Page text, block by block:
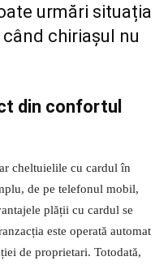
urmări situația
chiriașul nu
din confortul
cheltuielile cu cardul în
de pe telefonul mobil,
plății cu cardul se
este operată automat
de proprietari. Totodată,